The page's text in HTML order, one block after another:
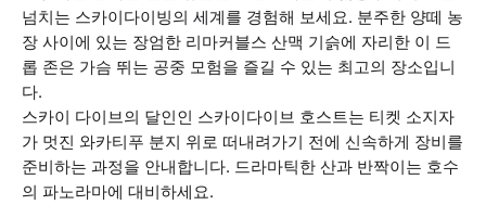
넘치는 스카이다이빙의 세계를 경험해 보세요. 분주한 양떼 농
장 사이에 있는 장엄한 리마커블스 산맥 기슭에 자리한 이 드
롭 존은 가슴 뛰는 공중 모험을 즐길 수 있는 최고의 장소입니
다.
스카이 다이브의 달인인 스카이다이브 호스트는 티켓 소지자
가 멋진 와카티푸 분지 위로 떠내려가기 전에 신속하게 장비를
준비하는 과정을 안내합니다. 드라마틱한 산과 반짝이는 호수
의 파노라마에 대비하세요.